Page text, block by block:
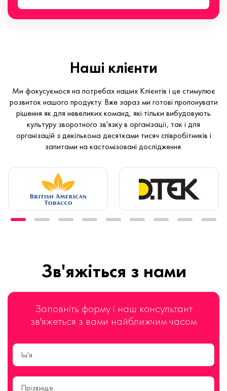
Наші клієнти
Ми фокусуємося на потребах наших Клієнтів і це стимулює
розвиток нашого продукту. Вже зараз ми готові пропонувати
рішення як для невеликих команд, які тільки вибудовують
культуру зворотного зв'язку в організації, так і для
організацій з декількома десятками тисяч співробітників і
запитами на кастомізовані дослідження.
Зв'яжіться з нами
Заповніть форму і наш консультант
зв'яжеться з вами найближчим часом